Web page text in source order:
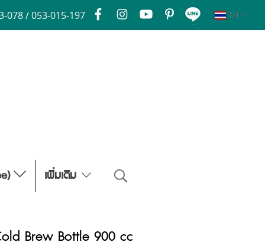
078 / 053-015-197 TH
เพิ่มเติม
Brew Bottle 900 cc